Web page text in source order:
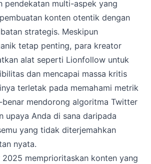
pendekatan multi-aspek yang
konten otentik dengan
strategis. Meskipun
tetap penting, para kreator
alat seperti Lionfollow untuk
dan mencapai massa kritis
terletak pada memahami metrik
benar mendorong algoritma Twitter
upaya Anda di sana daripada
yang tidak diterjemahkan
nyata.
memprioritaskan konten yang